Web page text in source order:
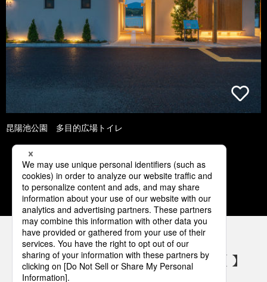
昆陽池公園 多目的広場トイレ
1 2 3 4 5
パナソニックの電気設備 SNSアカウント